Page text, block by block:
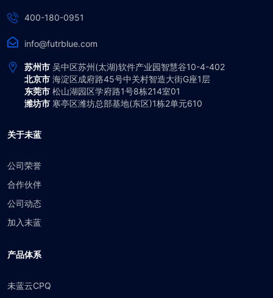
400-180-0951
info@futrblue.com
苏州市 吴中区苏州(太湖)软件产业园智慧谷10-4-402
北京市 海淀区成府路45号中关村智造大街G座1层
东莞市 松山湖园区学府路1号8栋214室01
潍坊市 寒亭区潍坊总部基地(东区)1栋2单元610
关于未蓝
公司荣誉
合作伙伴
公司动态
加入未蓝
产品体系
未蓝云CPQ